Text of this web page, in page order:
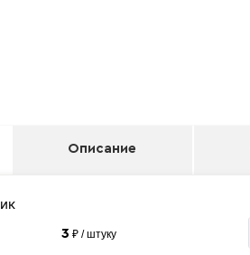
Описание
3 ₽ / штуку